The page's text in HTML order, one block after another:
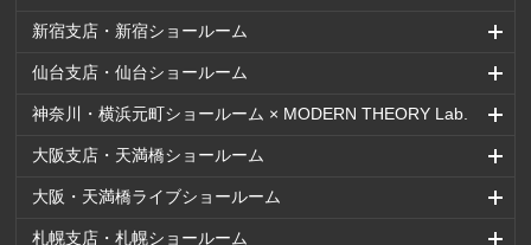
新宿支店・新宿ショールーム
仙台支店・仙台ショールーム
神奈川・横浜元町ショールーム × MODERN THEORY Lab.
大阪支店・天満橋ショールーム
大阪・天満橋ライブショールーム
札幌支店・札幌ショールーム